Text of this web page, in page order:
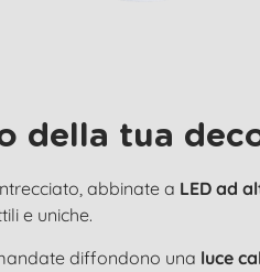
della tua
abbinate a LED ad
e uniche.
diffondono una luce